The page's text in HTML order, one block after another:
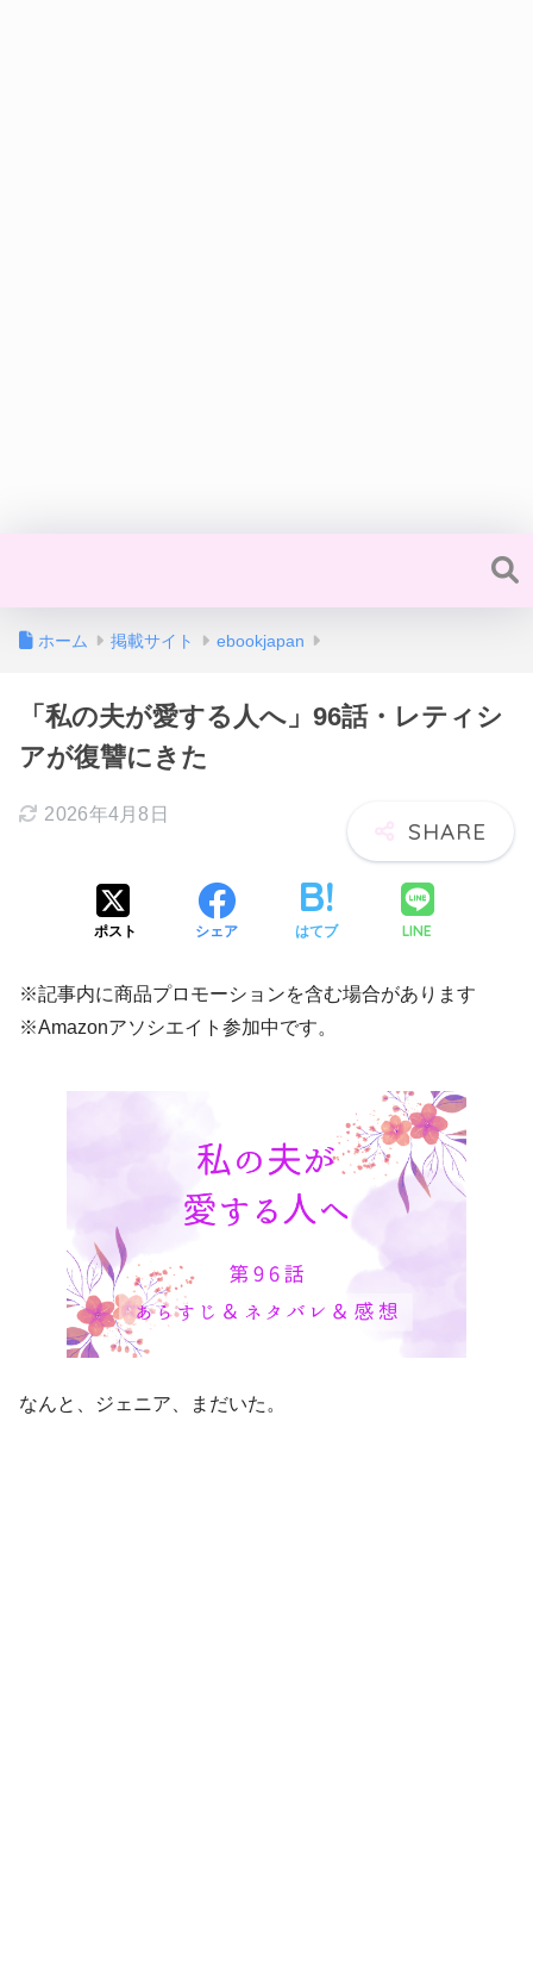
ホーム 掲載サイト ebookjapan
「私の夫が愛する人へ」96話・レティシ
アが復讐にきた
2026年4月8日
ポスト シェア はてブ LINE
※記事内に商品プロモーションを含む場合があります
※Amazonアソシエイト参加中です。
なんと、ジェニア、まだいた。